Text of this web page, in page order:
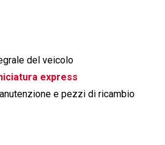
del veicolo
express
e pezzi di ricambio